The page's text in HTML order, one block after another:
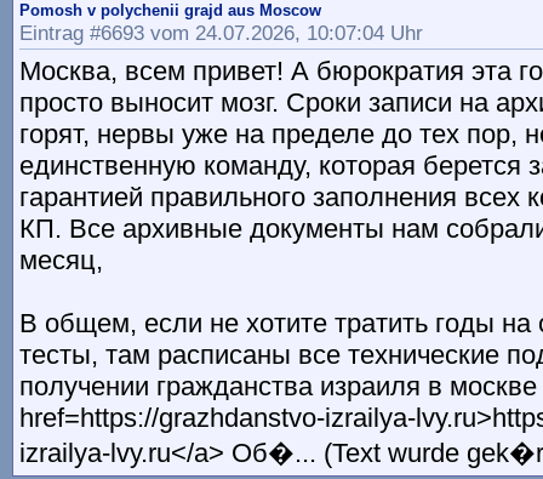
Pomosh v polychenii grajd aus Moscow
Eintrag #6693 vom 24.07.2026, 10:07:04 Uhr
Москва, всем привет! А бюрократия эта
просто выносит мозг. Сроки записи на
горят, нервы уже на пределе до тех пор,
единственную команду, которая берется
гарантией правильного заполнения всех
КП. Все архивные документы нам
месяц,
В общем, если не хотите тратить годы на
тесты, там расписаны все технические
получении гражданства израиля в
href=https://grazhdanstvo-izrailya-
izrailya-lvy.ru</a> Об�... (Text wurde